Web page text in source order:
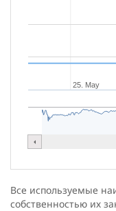
25. May
Все используемые
собственностью их